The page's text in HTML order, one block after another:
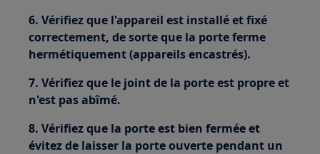
6. Vérifiez que l'appareil est installé et fixé
correctement, de sorte que la porte ferme
hermétiquement (appareils encastrés).
7. Vérifiez que le joint de la porte est propre et
n'est pas abîmé.
8. Vérifiez que la porte est bien fermée et
évitez de laisser la porte ouverte pendant un